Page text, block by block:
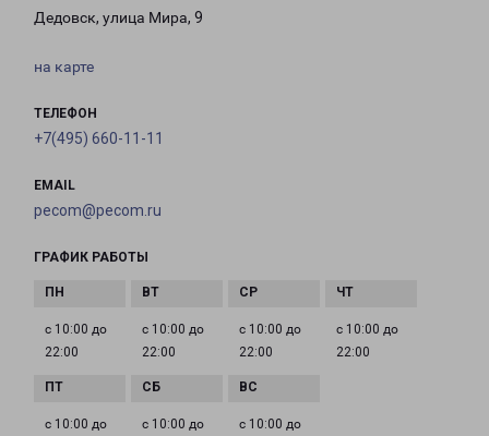
Дедовск, улица Мира, 9
на карте
ТЕЛЕФОН
+7(495) 660-11-11
EMAIL
pecom@pecom.ru
ГРАФИК РАБОТЫ
с 10:00 до
22:00
с 10:00 до
22:00
с 10:00 до
22:00
с 10:00 до
22:00
с 10:00 до
с 10:00 до
с 10:00 до